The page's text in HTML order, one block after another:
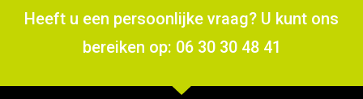
Heeft u een persoonlijke vraag? U kunt ons
bereiken op: 06 30 30 48 41